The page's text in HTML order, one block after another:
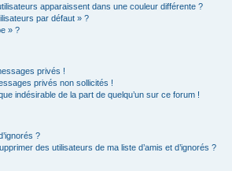
apparaissent dans une couleur différente ?
par défaut » ?
» ?
privés !
privés non sollicités !
indésirable de la part de quelqu’un sur ce forum !
?
des utilisateurs de ma liste d’amis et d’ignorés ?